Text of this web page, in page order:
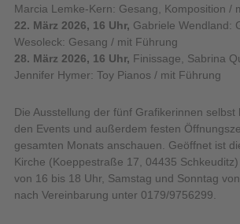
Marcia Lemke-Kern: Gesang, Komposition /
22. März 2026, 16 Uhr, Gabriele Wendland:
Wesoleck: Gesang / mit Führung
28. März 2026, 16 Uhr, Finissage, Sabrina
Jennifer Hymer: Toy Pianos / mit Führung
Die Ausstellung der fünf Grafikerinnen selbst
den Events und außerdem festen
gesamten Monats anschauen. Geöffnet ist
Kirche (Koeppestraße 17, 04435
von 16 bis 18 Uhr, Samstag und Sonntag
nach Vereinbarung unter 0179/9756299.